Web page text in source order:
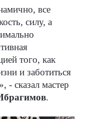
все
силу, а
того, как
и заботиться
- сказал мастер
.